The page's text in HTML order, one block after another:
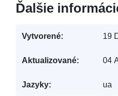
Ďalšie
Vytvorené: 19
Aktualizované: 04
Jazyky: ua